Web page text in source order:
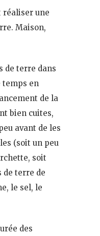
réaliser une
Maison,
de terre dans
temps en
de la
bien cuites,
avant de les
(soit un peu
soit
de terre de
le sel, le
des